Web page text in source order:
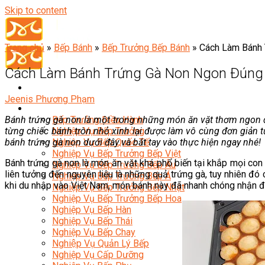
Skip to content
Bếp Trưởng Điều Hành
Nghiệp Vụ Bếp Trưởng
Nghiệp Vụ Bếp Quốc Tế
Nghiệp Vụ Bếp Trưởng Bếp Việt
Nghiệp Vụ Bếp Trưởng Bếp Âu
Nghiệp Vụ Bếp Trưởng Bếp Á
Nghiệp Vụ Bếp Trưởng Bếp Nhật
Nghiệp Vụ Bếp Trưởng Bếp Hoa
Nghiệp Vụ Bếp Hàn
Nghiệp Vụ Bếp Thái
Nghiệp Vụ Bếp Chay
Nghiệp Vụ Quản Lý Bếp
Nghiệp Vụ Cấp Dưỡng
Trang chủ » Bếp Bánh » Bếp Trưởng Bếp Bánh » Cách Làm
Cách Làm Bánh Trứng Gà Non Ngon
Jeenis Phương Phạm
Bánh trứng gà non là một trong những món ăn vặt thơm
từng chiếc bánh tròn nhỏ xinh lại được làm vô cùng đơn giản
bánh trứng gà non dưới đây và bắt tay vào thực hiện ngay nhé!
Bánh trứng gà non là món ăn vặt khá phổ biến tại khắp mọi
liên tưởng đến nguyên liệu là những quả trứng gà, tuy nhiên
khi du nhập vào Việt Nam, món bánh này đã nhanh chóng